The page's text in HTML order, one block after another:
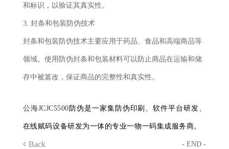
和标识，以验证其真实性。
3. 封条和包装防伪技术
封条和包装防伪技术主要应用于药品、食品和高端商品等
领域。使用防伪封条和包装材料可以防止商品在运输和储
存中被篡改，保证商品的完整性和真实性。
公海JCJC5500 防伪是一家集防伪印刷、软件平台研发、
在线赋码设备研发为一体的专业一物一码集成服务商。
Back - END -